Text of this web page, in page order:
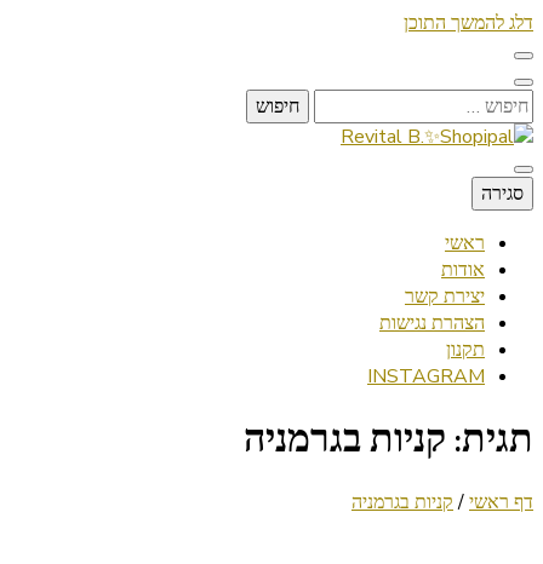
דלג להמשך התוכן
חיפוש:
Revital B.✨Shopipal
Lifestyle ✦ Beauty ✦ Vegan ✦ Travel
סגירה
ראשי
אודות
יצירת קשר
הצהרת נגישות
תקנון
INSTAGRAM
תגית: קניות בגרמניה
דף ראשי/ קניות בגרמניה